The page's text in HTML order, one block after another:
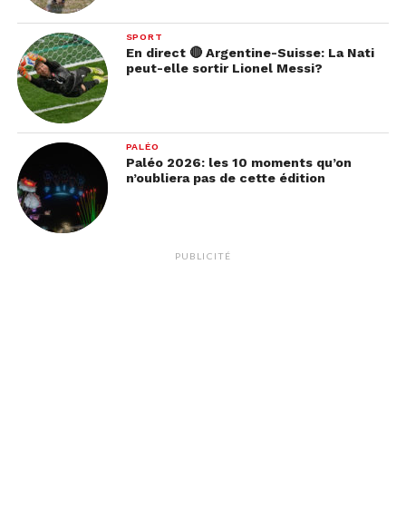
SPORT
En direct 🔴 Argentine-Suisse: La Nati
peut-elle sortir Lionel Messi?
PALÉO
Paléo 2026: les 10 moments qu’on
n’oubliera pas de cette édition
PUBLICITÉ